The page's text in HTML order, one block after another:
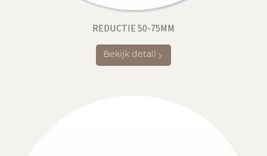
REDUCTIE 50-75MM
Bekijk detail